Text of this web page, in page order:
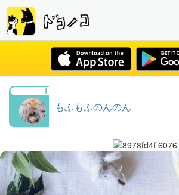
もふもふのんのん